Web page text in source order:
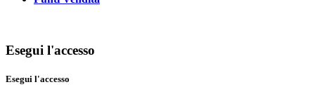
Esegui l'accesso
Esegui l'accesso